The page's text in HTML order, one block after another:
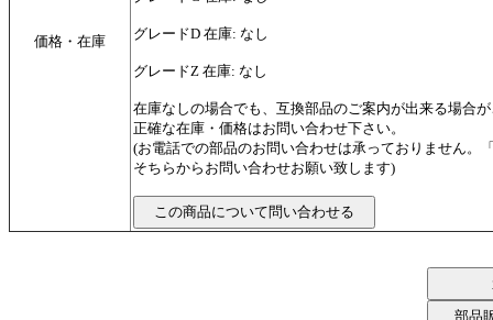
価格・在庫 グレードD 在庫: なし
グレードZ 在庫: なし
在庫なしの場合でも、互換部品のご案内が出来る場合
正確な在庫・価格はお問い合わせ下さい。
(お電話での部品のお問い合わせは承っておりません。
そちらからお問い合わせお願い致します)